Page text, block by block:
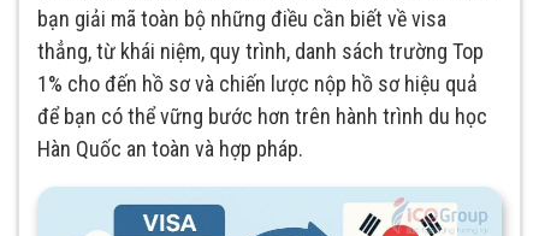
bạn giải mã toàn bộ những điều cần biết về visa
thẳng, từ khái niệm, quy trình, danh sách trường Top
1% cho đến hồ sơ và chiến lược nộp hồ sơ hiệu quả
để bạn có thể vững bước hơn trên hành trình du học
Hàn Quốc an toàn và hợp pháp.